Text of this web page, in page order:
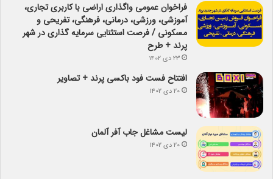
فراخوان عمومی واگذاری اراضی با کاربری تجاری،
آموزشی، ورزشی، درمانی، فرهنگی، تفریحی و
مسکونی / فرصت استثنایی سرمایه گذاری در شهر
پرند + طرح
۲۳ دی ۱۴۰۲
افتتاح فست فود باکسی پرند + تصاویر
۲۰ دی ۱۴۰۲
لیست مشاغل جاب آفر آلمان
۲۰ دی ۱۴۰۲